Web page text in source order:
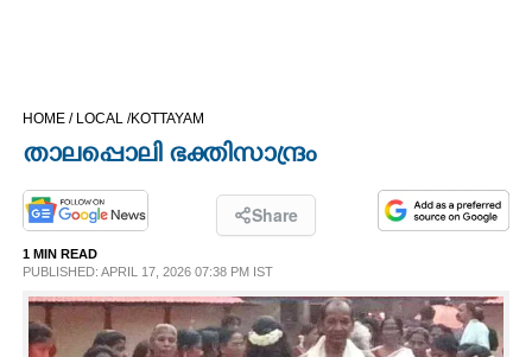
OPINION
PHOTOS
LIFESTYLE
HOME / LOCAL /KOTTAYAM
താലപ്പൊലി ഭക്തിസാന്ദ്രം
Share
1 MIN READ
PUBLISHED: APRIL 17, 2026 07:38 PM IST